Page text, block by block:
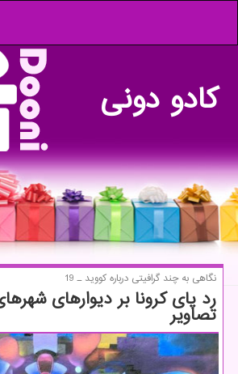
كادو دونی
نگاهی به چند گرافیتی درباره كووید ـ 19
رد پای كرونا بر دیوارهای
تصاویر